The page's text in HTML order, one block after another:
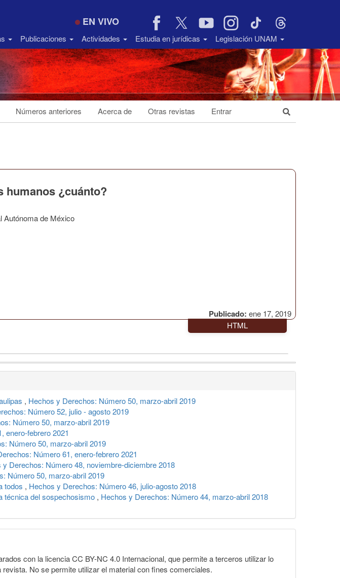
EN VIVO
Publicaciones Actividades Estudia en jurídicas Legislación UNAM
Números anteriores Acerca de Otras revistas Entrar
Publicado: ene 17, 2019
humanos ¿cuánto?
Autónoma de México
HTML
, Hechos y Derechos: Número 50, marzo-abril 2019
Número 52, julio - agosto 2019
Número 50, marzo-abril 2019
enero-febrero 2021
Número 50, marzo-abril 2019
Número 61, enero-febrero 2021
y Derechos: Número 48, noviembre-diciembre 2018
Número 50, marzo-abril 2019
todos , Hechos y Derechos: Número 46, julio-agosto 2018
técnica del sospechosismo , Hechos y Derechos: Número 44, marzo-abril 2018
con la licencia CC BY-NC 4.0 Internacional, que permite a terceros utilizar lo
No se permite utilizar el material con fines comerciales.